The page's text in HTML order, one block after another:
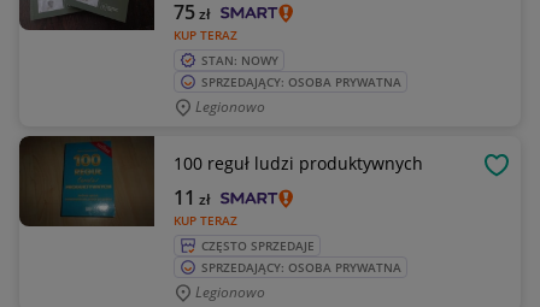
KUP TERAZ
75zł
STAN: NOWY
SPRZEDAJĄCY: OSOBA PRYWATNA
Legionowo
100 reguł ludzi produktywnych
KUP TERAZ
11 zł
CZĘSTO SPRZEDAJE
SPRZEDAJĄCY: OSOBA PRYWATNA
Legionowo